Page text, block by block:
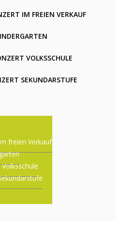
IM FREIEN VERKAUF
VOLKSSCHULE
SEKUNDARSTUFE
freien Verkauf